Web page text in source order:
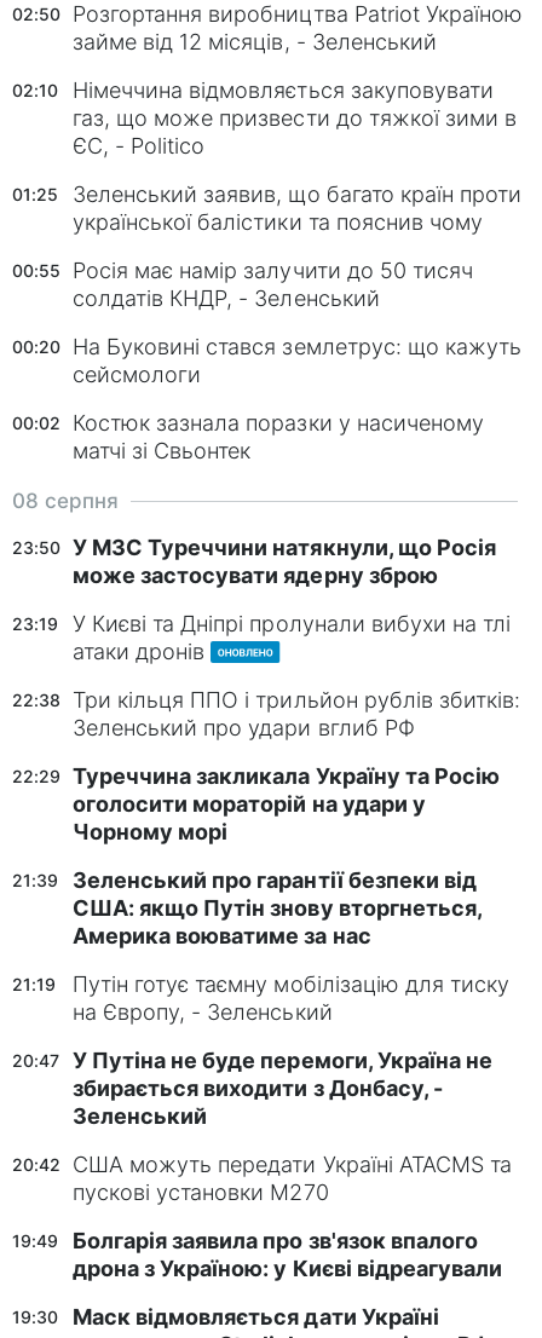
02:50
Розгортання виробництва Patriot Україною
займе від 12 місяців, - Зеленський
02:10
Німеччина відмовляється закуповувати
газ, що може призвести до тяжкої зими в
ЄС, - Politico
01:25
Зеленський заявив, що багато країн проти
української балістики та пояснив чому
00:55
Росія має намір залучити до 50 тисяч
солдатів КНДР, - Зеленський
00:20
На Буковині стався землетрус: що кажуть
сейсмологи
00:02
Костюк зазнала поразки у насиченому
матчі зі Свьонтек
08 серпня
23:50 У МЗС Туреччини натякнули, що Росія
може застосувати ядерну зброю
23:19
У Києві та Дніпрі пролунали вибухи на тлі
атаки дронів
22:38
Три кільця ППО і трильйон рублів збитків:
Зеленський про удари вглиб РФ
22:29
Туреччина закликала Україну та Росію
оголосити мораторій на удари у
Чорному морі
21:39
Зеленський про гарантії безпеки від
США: якщо Путін знову вторгнеться,
Америка воюватиме за нас
21:19
Путін готує таємну мобілізацію для тиску
на Європу, - Зеленський
20:47
У Путіна не буде перемоги, Україна не
збирається виходити з Донбасу, -
Зеленський
20:42
США можуть передати Україні ATACMS та
пускові установки M270
19:49
Болгарія заявила про зв'язок впалого
дрона з Україною: у Києві відреагували
19:30
Маск відмовляється дати Україні